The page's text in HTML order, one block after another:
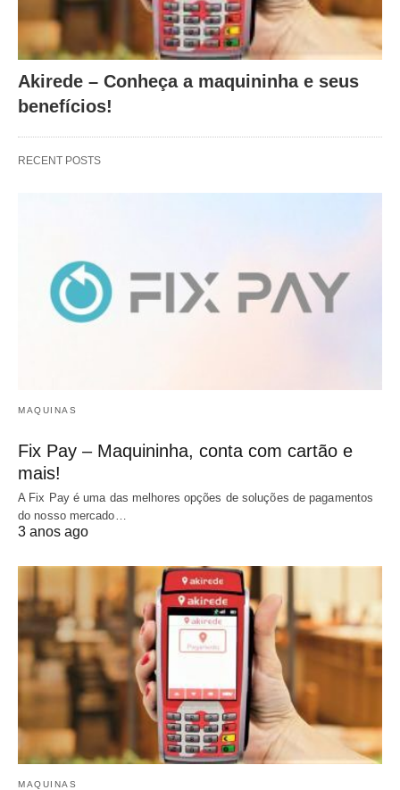
Akirede – Conheça a maquininha e seus
benefícios!
RECENT POSTS
MAQUINAS
Fix Pay – Maquininha, conta com cartão e
mais!
A Fix Pay é uma das melhores opções de soluções de pagamentos
do nosso mercado…
3 anos ago
MAQUINAS